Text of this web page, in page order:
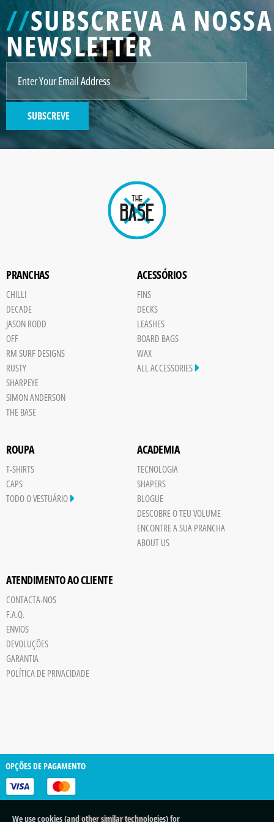
We use cookies (and other similar technologies) for
//SUBSCREVA A NOSSA
NEWSLETTER
SUBSCREVE
PRANCHAS
CHILLI
DECADE
JASON RODD
OFF
RM SURF DESIGNS
RUSTY
SHARPEYE
SIMON ANDERSON
THE BASE
ACESSÓRIOS
FINS
DECKS
LEASHES
BOARD BAGS
WAX
ALL ACCESSORIES
ROUPA
T-SHIRTS
CAPS
TODO O VESTUÁRIO
ACADEMIA
TECNOLOGIA
SHAPERS
BLOGUE
DESCOBRE O TEU VOLUME
ENCONTRE A SUA PRANCHA
ABOUT US
ATENDIMENTO AO CLIENTE
CONTACTA-NOS
F.A.Q.
ENVIOS
DEVOLUÇÕES
GARANTIA
POLÍTICA DE PRIVACIDADE
OPÇÕES DE PAGAMENTO